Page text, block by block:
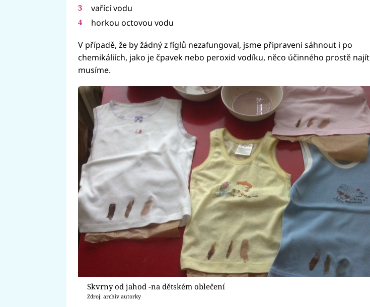
vařící vodu
horkou octovou vodu
V případě, že by žádný z fíglů nezafungoval, jsme připraveni sáhnout i po
chemikáliích, jako je čpavek nebo peroxid vodíku, něco účinného prostě najít
musíme.
Skvrny od jahod -na dětském oblečení
Zdroj: archiv autorky